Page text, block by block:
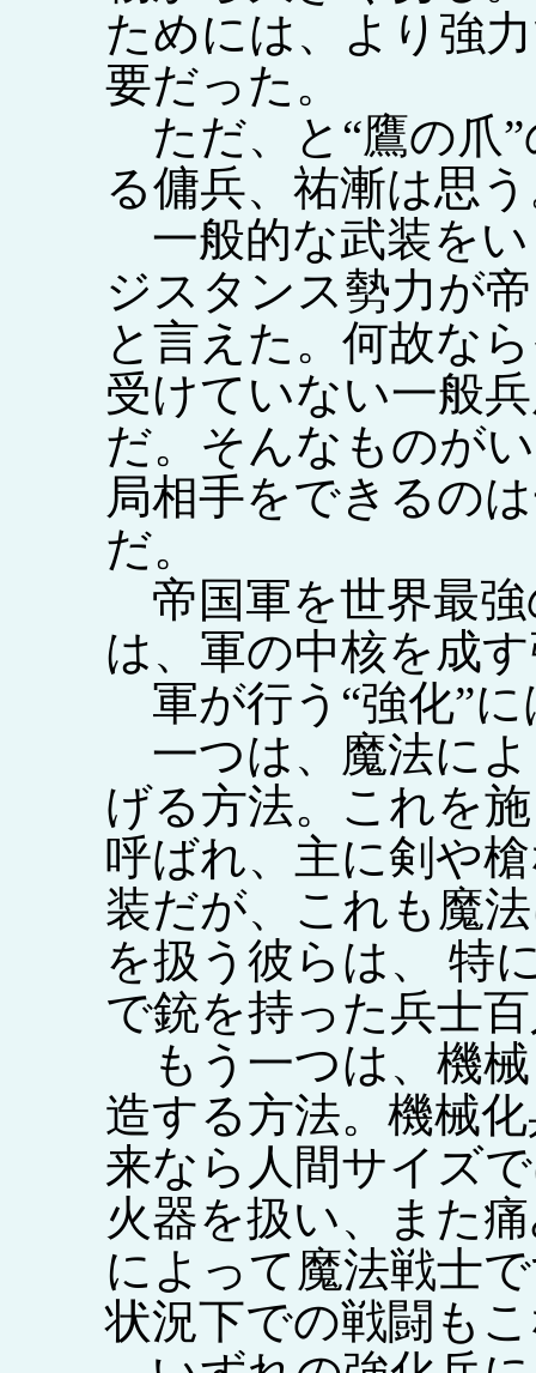
ためには、より強
要だった。
ただ、と“鷹の爪
る傭兵、祐漸は思
一般的な武装を
ジスタンス勢力が
と言えた。何故な
受けていない一般
だ。そんなものが
局相手をできるの
だ。
帝国軍を世界最強
は、軍の中核を成
軍が行う“強化”
一つは、魔法によ
げる方法。これを
呼ばれ、主に剣や
装だが、これも魔
を扱う彼らは、 特
で銃を持った兵士
もう一つは、機
造する方法。機械
来なら人間サイズ
火器を扱い、また
によって魔法戦士
状況下での戦闘も